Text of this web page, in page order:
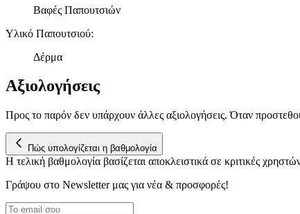
Βαφές Παπουτσιών
Υλικό Παπουτσιού:
Δέρμα
Αξιολογήσεις
Προς το παρόν δεν υπάρχουν άλλες αξιολογήσεις. Όταν
Πώς υπολογίζεται η βαθμολογία
Η τελική βαθμολογία βασίζεται αποκλειστικά σε κριτικές
Γράψου στο Νewsletter μας για νέα & προσφορές!